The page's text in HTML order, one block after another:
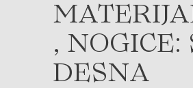
, NOGICE:
DESNA